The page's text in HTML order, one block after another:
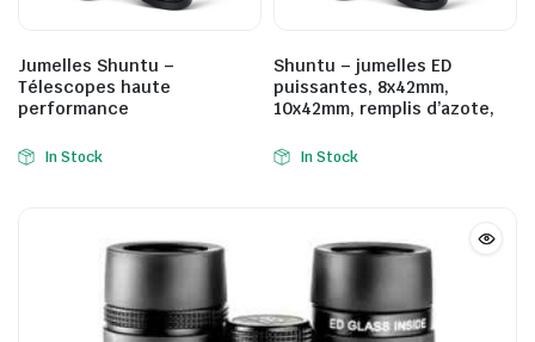
Jumelles Shuntu –
Télescopes haute
performance
In Stock
Shuntu – jumelles ED
puissantes, 8x42mm,
10x42mm, remplis d’azote,
In Stock